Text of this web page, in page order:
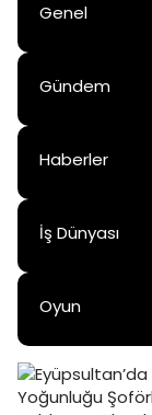
Genel
Gündem
Haberler
İş Dünyası
Oyun